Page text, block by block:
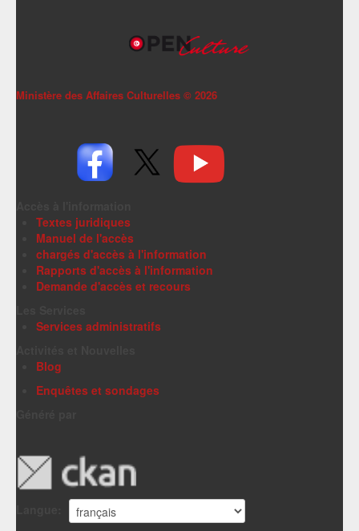
Ministère des Affaires Culturelles © 2026
Textes juridiques
Manuel de l'accès
chargés d'accès à l'information
Rapports d'accès à l'information
Demande d'accès et recours
Services administratifs
Blog
Enquêtes et sondages